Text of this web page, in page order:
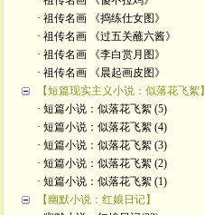
· 祖传名画 《捣练仕女图》
· 祖传名画 《过五关蘸六酱》
· 祖传名画 《李白赏月图》
· 祖传名画 《晨起画皮图》
【短篇现实主义小说：似落花飞絮】
· 短篇小说：似落花飞絮 (5)
· 短篇小说：似落花飞絮 (4)
· 短篇小说：似落花飞絮 (3)
· 短篇小说：似落花飞絮 (2)
· 短篇小说：似落花飞絮 (1)
【幽默小说：红娘日记】